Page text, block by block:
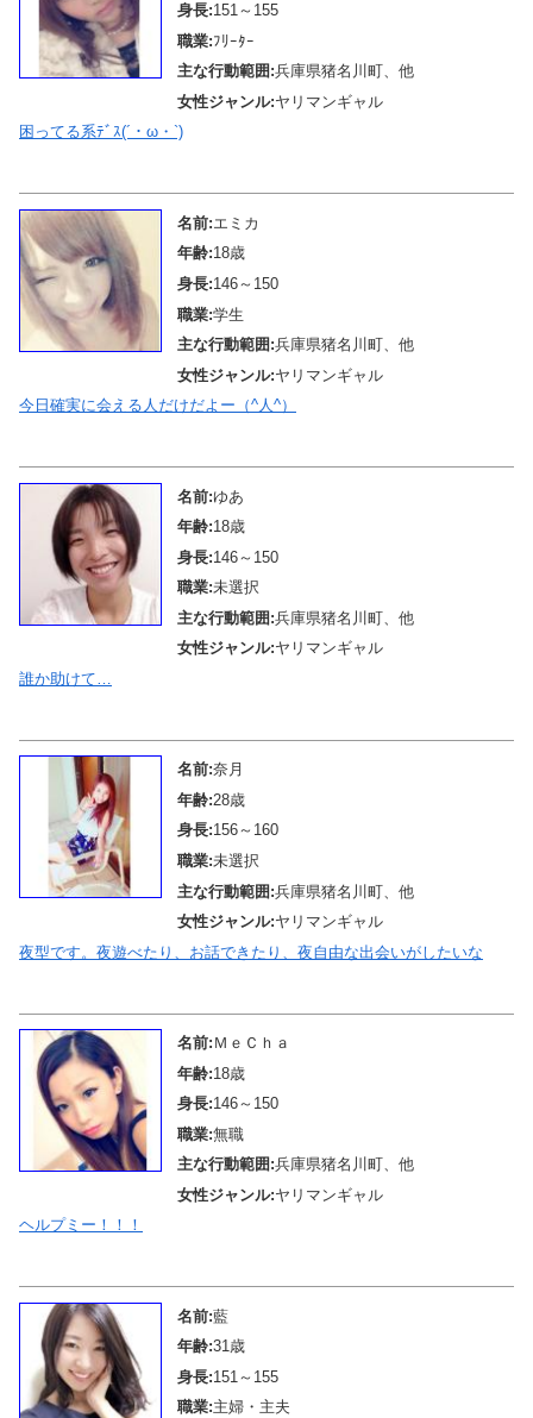
身長:151～155
職業:ﾌﾘｰﾀｰ
主な行動範囲:兵庫県猪名川町、他
女性ジャンル:ヤリマンギャル
困ってる系ﾃﾞｽ(´・ω・`)
名前:エミカ
年齢:18歳
身長:146～150
職業:学生
主な行動範囲:兵庫県猪名川町、他
女性ジャンル:ヤリマンギャル
今日確実に会える人だけだよー（^人^）
名前:ゆあ
年齢:18歳
身長:146～150
職業:未選択
主な行動範囲:兵庫県猪名川町、他
女性ジャンル:ヤリマンギャル
誰か助けて…
名前:奈月
年齢:28歳
身長:156～160
職業:未選択
主な行動範囲:兵庫県猪名川町、他
女性ジャンル:ヤリマンギャル
夜型です。夜遊べたり、お話できたり、夜自由な出会いがしたいな
名前: ＭｅＣｈａ
年齢:18歳
身長:146～150
職業:無職
主な行動範囲:兵庫県猪名川町、他
女性ジャンル:ヤリマンギャル
ヘルプミー！！！
名前:藍
年齢:31歳
身長:151～155
職業:主婦・主夫